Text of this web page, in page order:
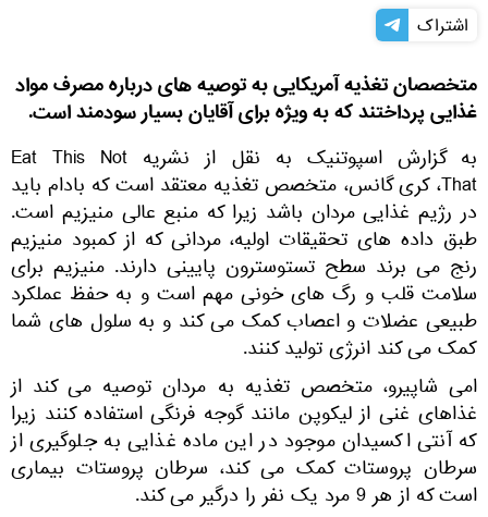
اشتراک
متخصصان تغذیه آمریکایی به توصیه های درباره مصرف مواد
غذایی پرداختند که به ویژه برای آقایان بسیار سودمند است.
به گزارش اسپوتنیک به نقل از نشریه Eat This Not
That، کری گانس، متخصص تغذیه معتقد است که بادام باید
در رژیم غذایی مردان باشد زیرا که منبع عالی منیزیم است.
طبق داده های تحقیقات اولیه، مردانی که از کمبود منیزیم
رنج می برند سطح تستوسترون پایینی دارند. منیزیم برای
سلامت قلب و رگ های خونی مهم است و به حفظ عملکرد
طبیعی عضلات و اعصاب کمک می کند و به سلول های شما
کمک می کند انرژی تولید کنند.
امی شاپیرو، متخصص تغذیه به مردان توصیه می کند از
غذاهای غنی از لیکوپن مانند گوجه فرنگی استفاده کنند زیرا
که آنتی اکسیدان موجود در این ماده غذایی به جلوگیری از
سرطان پروستات کمک می کند، سرطان پروستات بیماری
است که از هر 9 مرد یک نفر را درگیر می کند.